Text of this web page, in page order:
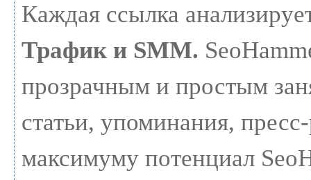
Каждая ссылка
Трафик и SMM.
прозрачным и простым
статьи, упоминания,
максимуму потенциал